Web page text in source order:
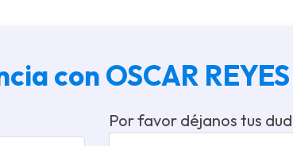
con OSCAR REYES
Por favor déjanos tus